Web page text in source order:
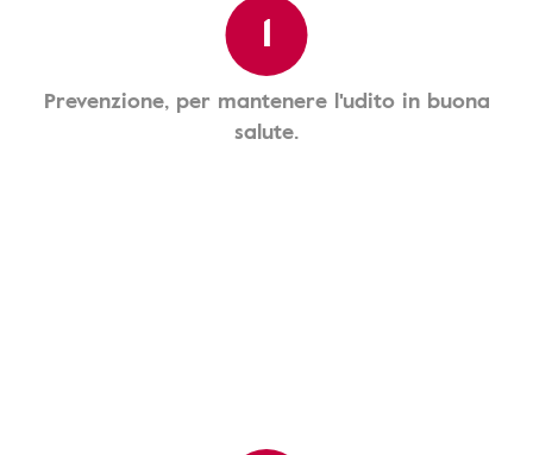
1
Prevenzione, per mantenere l'udito in buona
salute.